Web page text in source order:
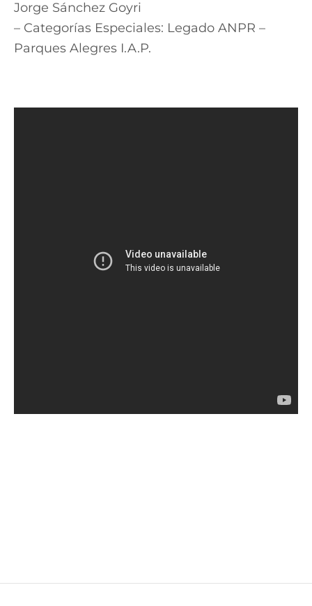
Jorge Sánchez Goyri
– Categorías Especiales: Legado ANPR –
Parques Alegres I.A.P.